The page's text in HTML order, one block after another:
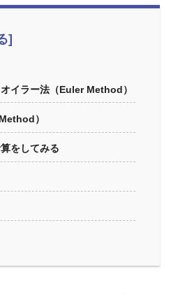
イラー法（Euler Method）
）
をしてみる